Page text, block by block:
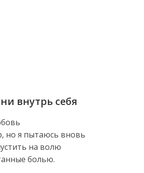
внутрь себя
но я пытаюсь вновь
на волю
болью.